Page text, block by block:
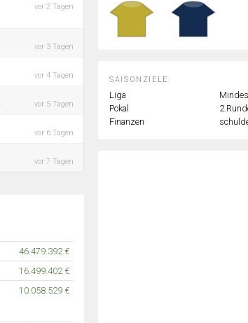
vor 2 Tagen
vor 3 Tagen
vor 4 Tagen
vor 5 Tagen
vor 6 Tagen
vor 7 Tagen
46.479.392 €
16.499.402 €
10.058.529 €
SAISONZIELE:
Liga
Pokal
Finanzen